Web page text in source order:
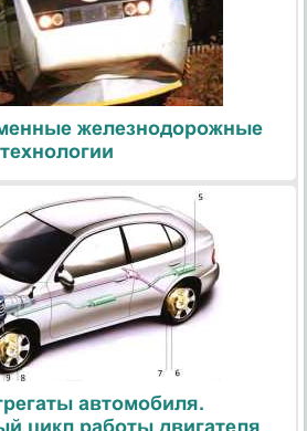
железнодорожные
технологии
автомобиля.
цикл работы двигателя